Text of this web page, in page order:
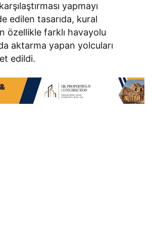
yapmayı
edilen tasarıda, kural
özellikle farklı havayolu
aktarma yapan yolcuları
edildi.